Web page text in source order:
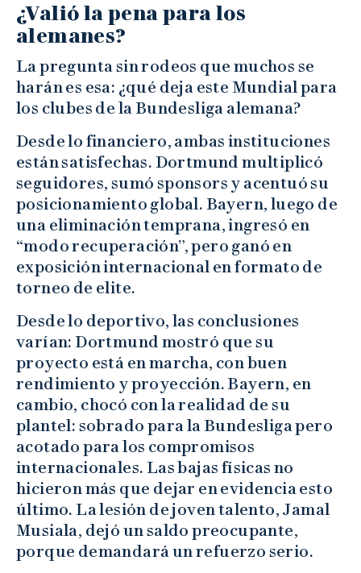
¿Valió la pena para los
alemanes?
La pregunta sin rodeos que muchos se
harán es esa: ¿qué deja este Mundial para
los clubes de la Bundesliga alemana?
Desde lo financiero, ambas instituciones
están satisfechas. Dortmund multiplicó
seguidores, sumó sponsors y acentuó su
posicionamiento global. Bayern, luego de
una eliminación temprana, ingresó en
“modo recuperación”, pero ganó en
exposición internacional en formato de
torneo de elite.
Desde lo deportivo, las conclusiones
varían: Dortmund mostró que su
proyecto está en marcha, con buen
rendimiento y proyección. Bayern, en
cambio, chocó con la realidad de su
plantel: sobrado para la Bundesliga pero
acotado para los compromisos
internacionales. Las bajas físicas no
hicieron más que dejar en evidencia esto
último. La lesión de joven talento, Jamal
Musiala, dejó un saldo preocupante,
porque demandará un refuerzo serio.